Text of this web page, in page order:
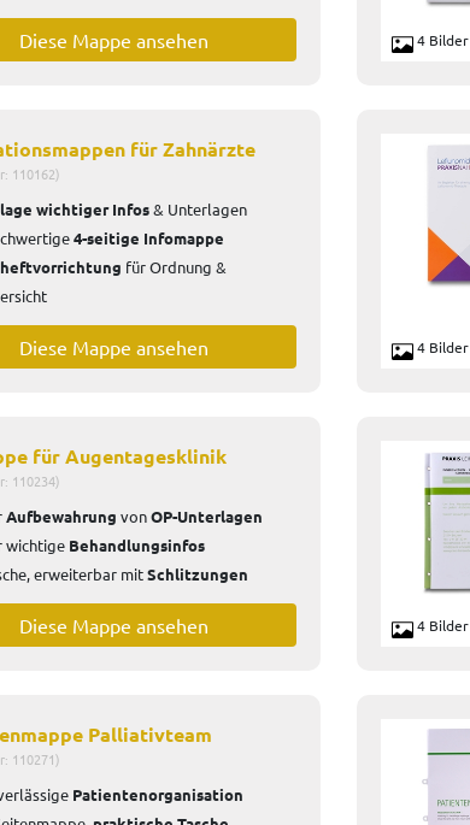
Diese Mappe ansehen 4 Bilder
für Zahnärzte
110162)
wichtiger Infos& Unterlagen
4-seitige Infomappe
fürOrdnung &
Diese Mappe ansehen 4 Bilder
für Augentagesklinik
110234)
Aufbewahrung vonOP-Unterlagen
wichtigeBehandlungsinfos
erweiterbar mitSchlitzungen
Diese Mappe ansehen 4 Bilder
Palliativteam
110271)
Patientenorganisation